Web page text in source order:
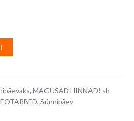
r
, MAGUSAD HINNAD! sh
, Sünnipäev